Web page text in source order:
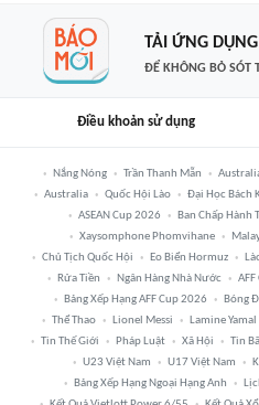
TẢI ỨNG
ĐỂ KHÔNG BỎ SÓT
Điều khoản sử dụng
Nắng Nóng Trần Thanh Mẫn
Australia
Quốc Hội Lào Đại Học Bách
ASEAN Cup 2026
Ban Chấp Hành
Xaysomphone Phomvihane
Chủ Tịch Quốc Hội
Eo Biển Hormuz
Rửa Tiền
Ngân Hàng Nhà Nước
Bảng Xếp Hạng AFF Cup 2026
Bóng
Thể Thao
Lionel Messi Lamine Yamal
Tin Thế Giới
Pháp Luật Xã Hội Tin
U23 Việt Nam
U17 Việt Nam
Bảng Xếp Hạng Ngoại Hạng Anh